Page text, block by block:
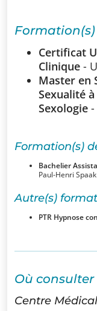
Historique
La
sexologie
Comités
Comité
d’Ethique
Infos
Certificat
Clinique -
Master en
Sexualité
Sexologie -
Formation(s)
Bachelier
Paul-Henri
Autre(s)
PTR Hypnose
Où consulter
Centre